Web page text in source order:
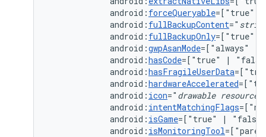
android: forceQueryable=["true"
android: fullBackupContent="
android: fullBackupOnly=["true"
android:gwpAsanMode=["always"
android:hasCode=["true"
|
android:hasFragileUserData
android:hardwareAccelerated
android: icon=" drawable resource
android: intentMatchingFlags
android: isGame=["true"
|
android: isMonitoringTool